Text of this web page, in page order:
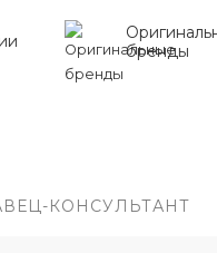
бренды
КОНСУЛЬТАНТ